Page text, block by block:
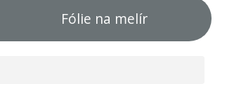
Fólie na melír